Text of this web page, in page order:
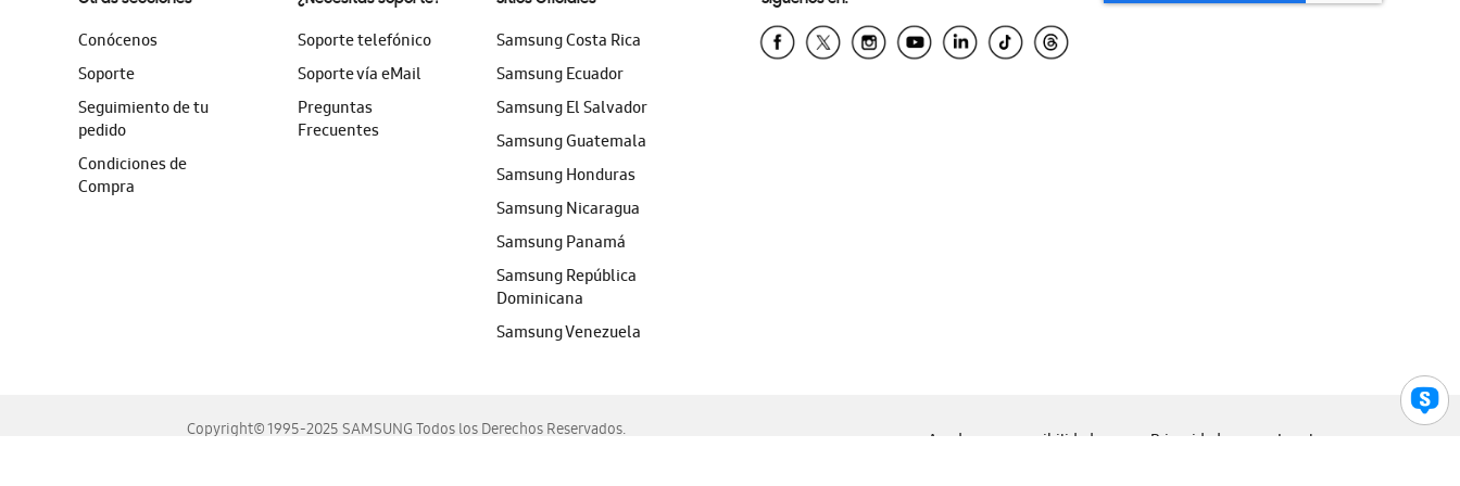
Conócenos
Soporte
Seguimiento de tu
pedido
Condiciones de
Compra
Soporte telefónico
Soporte vía eMail
Preguntas
Frecuentes
Samsung Costa Rica
Samsung Ecuador
Samsung El Salvador
Samsung Guatemala
Samsung Honduras
Samsung Nicaragua
Samsung Panamá
Samsung República
Dominicana
Samsung Venezuela
Copyright© 1995-2025 SAMSUNG Todos los Derechos Reservados.
Ayuda para accesibilidad Privacidad Legal